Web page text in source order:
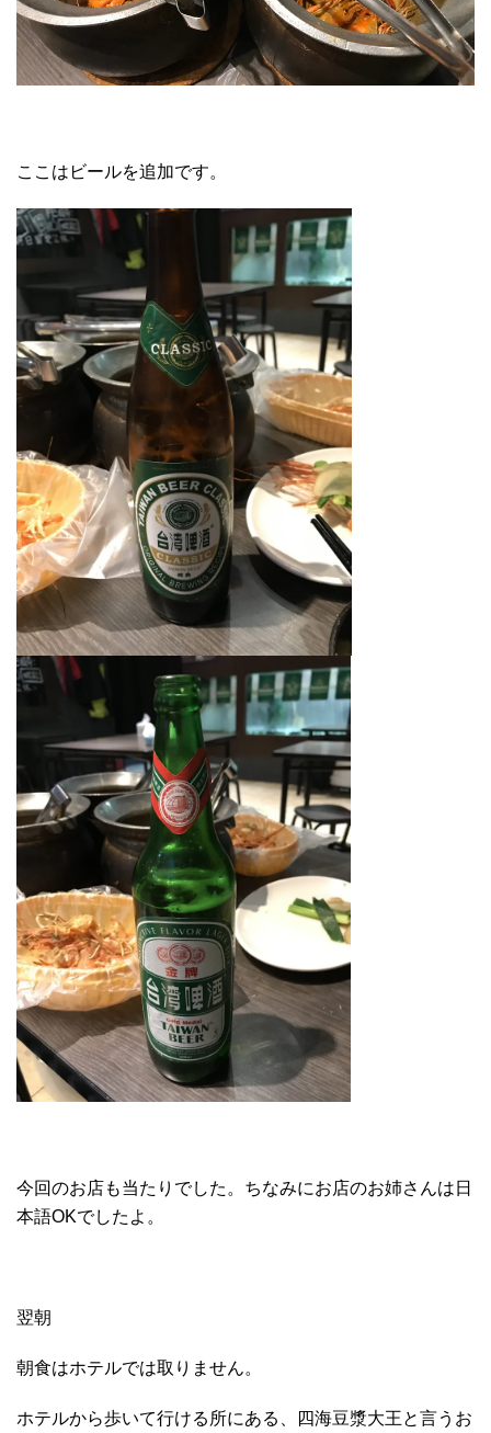
ここはビールを追加です。
今回のお店も当たりでした。ちなみにお店のお姉さんは日
本語OKでしたよ。
翌朝
朝食はホテルでは取りません。
ホテルから歩いて行ける所にある、四海豆漿大王と言うお